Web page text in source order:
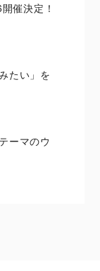
催決定！
たい」を
ーマのウ